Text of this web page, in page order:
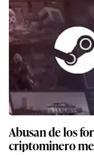
Abusan de los
criptominero